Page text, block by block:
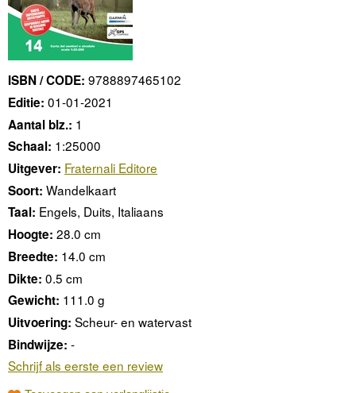
ISBN / CODE: 9788897465102
Editie: 01-01-2021
Aantal blz.: 1
Schaal: 1:25000
Uitgever: Fraternali Editore
Soort: Wandelkaart
Taal: Engels, Duits, Italiaans
Hoogte: 28.0 cm
Breedte: 14.0 cm
Dikte: 0.5 cm
Gewicht: 111.0 g
Uitvoering: Scheur- en watervast
Bindwijze: -
Schrijf als eerste een review